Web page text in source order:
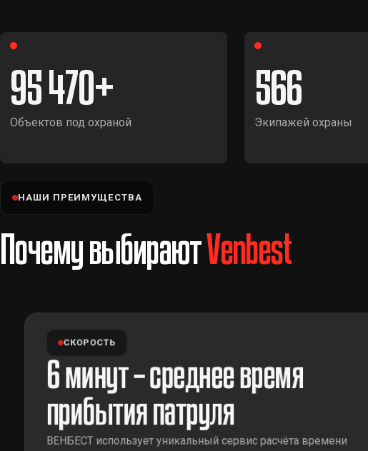
95 470
Объектов под охраной
566
Экипажей охраны
НАШИ ПРЕИМУЩЕСТВА
Почему выбираютVenbest
СКОРОСТЬ
6 минут – среднее время
прибытия патруля
ВЕНБЕСТ использует уникальный сервис расчёта времени